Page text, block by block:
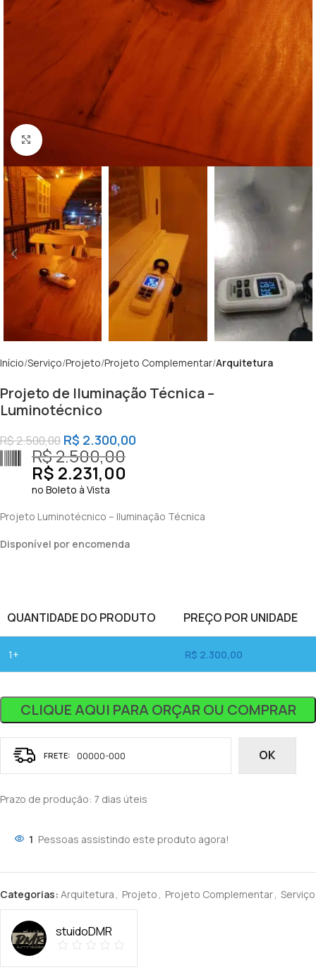
Clique para ampliar
Início Serviço Projeto Projeto Complementar Arquitetura
Projeto de Iluminação Técnica –
Luminotécnico
R$2.500,00 R$ 2.300,00
R$2.500,00
R$ 2.231,00
no Boleto à Vista
Projeto Luminotécnico – Iluminação Técnica
Disponível por encomenda
CLIQUE AQUI PARA ORÇAR OU COMPRAR
QUANTIDADE DO PRODUTO PREÇO POR UNIDADE
1+ R$ 2.300,00
OK
Prazo de produção: 7 dias úteis
1 Pessoas assistindo este produto agora!
Categorias: Arquitetura Projeto Projeto Complementar Serviço
stuidoDMR